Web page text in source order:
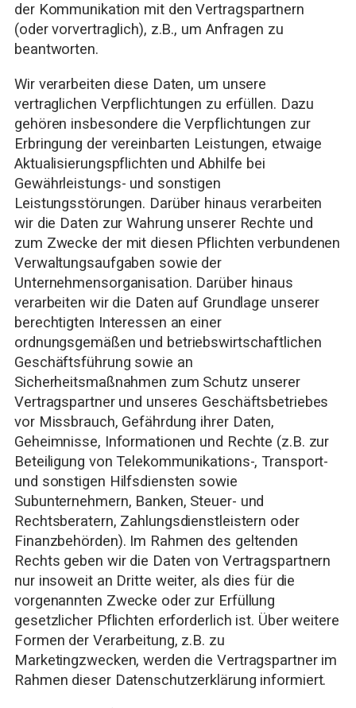
der Kommunikation mit den Vertragspartnern
(oder vorvertraglich), z.B., um Anfragen zu
beantworten.
Wir verarbeiten diese Daten, um unsere
vertraglichen Verpflichtungen zu erfüllen. Dazu
gehören insbesondere die Verpflichtungen zur
Erbringung der vereinbarten Leistungen, etwaige
Aktualisierungspflichten und Abhilfe bei
Gewährleistungs- und sonstigen
Leistungsstörungen. Darüber hinaus verarbeiten
wir die Daten zur Wahrung unserer Rechte und
zum Zwecke der mit diesen Pflichten verbundenen
Verwaltungsaufgaben sowie der
Unternehmensorganisation. Darüber hinaus
verarbeiten wir die Daten auf Grundlage unserer
berechtigten Interessen an einer
ordnungsgemäßen und betriebswirtschaftlichen
Geschäftsführung sowie an
Sicherheitsmaßnahmen zum Schutz unserer
Vertragspartner und unseres Geschäftsbetriebes
vor Missbrauch, Gefährdung ihrer Daten,
Geheimnisse, Informationen und Rechte (z.B. zur
Beteiligung von Telekommunikations-, Transport-
und sonstigen Hilfsdiensten sowie
Subunternehmern, Banken, Steuer- und
Rechtsberatern, Zahlungsdienstleistern oder
Finanzbehörden). Im Rahmen des geltenden
Rechts geben wir die Daten von Vertragspartnern
nur insoweit an Dritte weiter, als dies für die
vorgenannten Zwecke oder zur Erfüllung
gesetzlicher Pflichten erforderlich ist. Über weitere
Formen der Verarbeitung, z.B. zu
Marketingzwecken, werden die Vertragspartner im
Rahmen dieser Datenschutzerklärung informiert.